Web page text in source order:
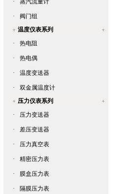
· 蒸汽流量计
·
阀门组
温度仪表系列
·
热电阻
· 热电偶
· 温度变送器
·
双金属温度计
压力仪表系列
·
压力变送器
· 差压变送器
· 压力真空表
· 精密压力表
· 膜盒压力表
· 隔膜压力表